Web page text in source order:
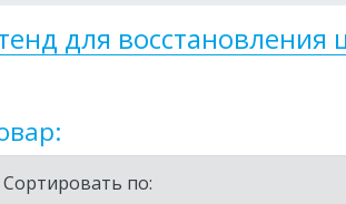
для
Сортировать по: